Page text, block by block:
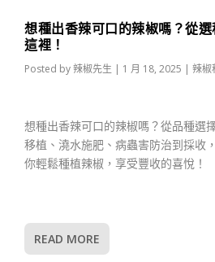
想種出香辣可口的辣椒嗎？從
這裡！
Posted by辣椒先生 | 1 月 18, 2025 | 辣椒
想種出香辣可口的辣椒嗎？從品種選
移植、澆水施肥、病蟲害防治到採收
你輕鬆種植辣椒，享受豐收的喜悅！
READ MORE